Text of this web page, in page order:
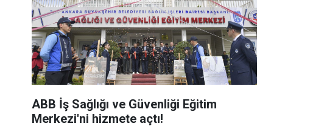
ABB İş Sağlığı ve Güvenliği Eğitim
Merkezi'ni hizmete açtı!